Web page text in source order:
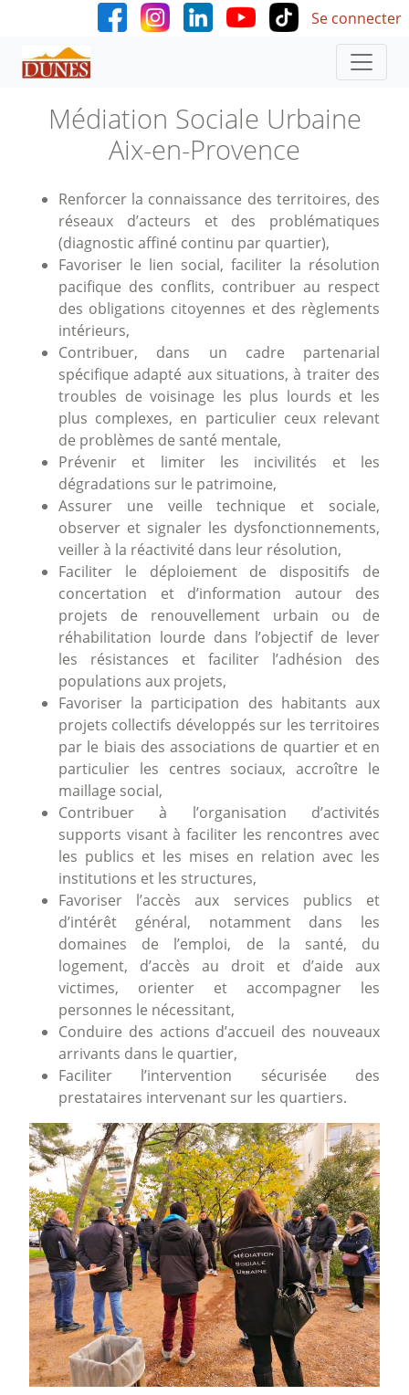
Aller au contenu principal User
Se connecter
Médiation Sociale Urbaine
Aix-en-Provence
Renforcer la connaissance des territoires, des
réseaux d’acteurs et des problématiques
(diagnostic affiné continu par quartier),
Favoriser le lien social, faciliter la résolution
pacifique des conflits, contribuer au respect
des obligations citoyennes et des règlements
intérieurs,
Contribuer, dans un cadre partenarial
spécifique adapté aux situations, à traiter des
troubles de voisinage les plus lourds et les
plus complexes, en particulier ceux relevant
de problèmes de santé mentale,
Prévenir et limiter les incivilités et les
dégradations sur le patrimoine,
Assurer une veille technique et sociale,
observer et signaler les dysfonctionnements,
veiller à la réactivité dans leur résolution,
Faciliter le déploiement de dispositifs de
concertation et d’information autour des
projets de renouvellement urbain ou de
réhabilitation lourde dans l’objectif de lever
les résistances et faciliter l’adhésion des
populations aux projets,
Favoriser la participation des habitants aux
projets collectifs développés sur les territoires
par le biais des associations de quartier et en
particulier les centres sociaux, accroître le
maillage social,
Contribuer à l’organisation d’activités
supports visant à faciliter les rencontres avec
les publics et les mises en relation avec les
institutions et les structures,
Favoriser l’accès aux services publics et
d’intérêt général, notamment dans les
domaines de l’emploi, de la santé, du
logement, d’accès au droit et d’aide aux
victimes, orienter et accompagner les
personnes le nécessitant,
Conduire des actions d’accueil des nouveaux
arrivants dans le quartier,
Faciliter l’intervention sécurisée des
prestataires intervenant sur les quartiers.
Image